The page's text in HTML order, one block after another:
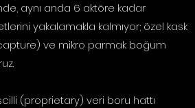
aynı anda 6 aktöre kadar
yakalamakla kalmıyor; özel kask
ve mikro parmak boğum
(proprietary) veri boru hattı